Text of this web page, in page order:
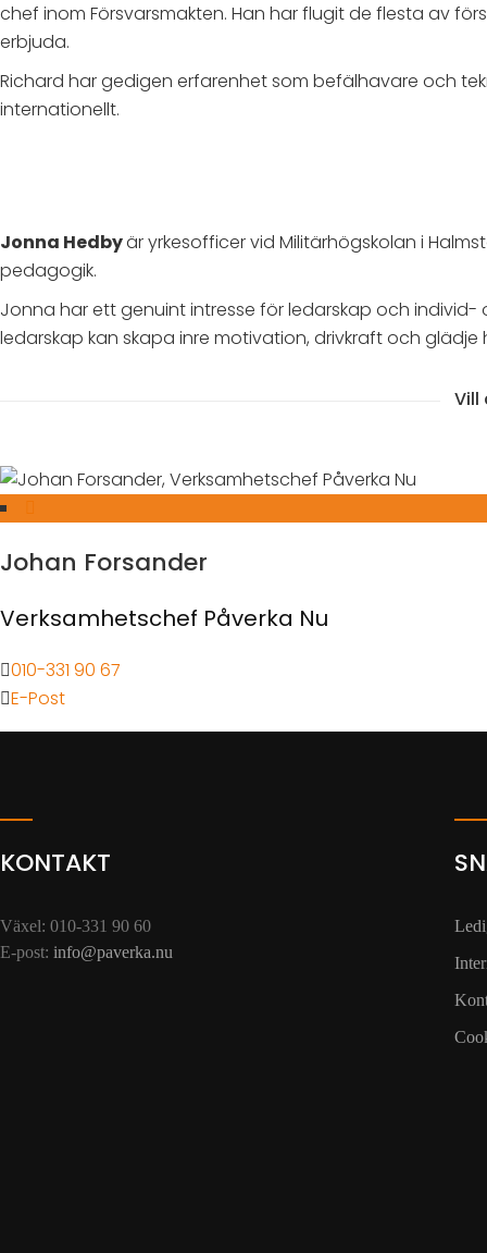
chef inom Försvarsmakten. Han har flugit de flesta av
erbjuda.
Richard har gedigen erfarenhet som befälhavare och
internationellt.
Jonna Hedbyär yrkesofficer vid Militärhögskolan i
pedagogik.
Jonna har ett genuint intresse för ledarskap och
ledarskap kan skapa inre motivation, drivkraft och glädje
Vill
Johan Forsander
Verksamhetschef Påverka Nu
010-331 90 67
E-Post
KONTAKT
Växel: 010-331 90 60
E-post: info@paverka.nu